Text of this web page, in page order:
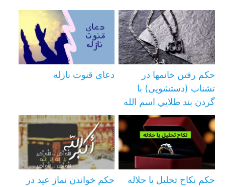
حکم رفتن خانمها در
تشناب (دستشویی) با
گردن بند طلايي اسم الله
دعای قنوت نازله
حکم نکاح تحلیل یا حلاله حكم خواندن نماز عيد در